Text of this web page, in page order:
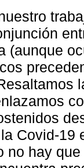
(aunque
Covid-19
no hay